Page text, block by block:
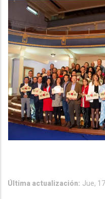
Última actualización: Jue,